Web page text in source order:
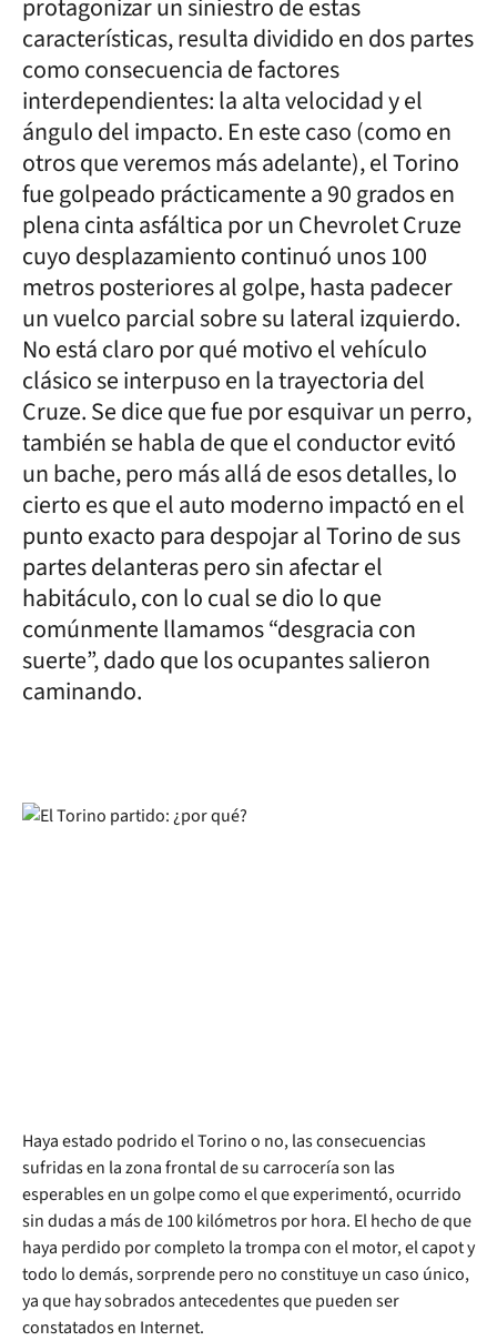
protagonizar un siniestro de estas
características, resulta dividido en dos partes
como consecuencia de factores
interdependientes: la alta velocidad y el
ángulo del impacto. En este caso (como en
otros que veremos más adelante), el Torino
fue golpeado prácticamente a 90 grados en
plena cinta asfáltica por un Chevrolet Cruze
cuyo desplazamiento continuó unos 100
metros posteriores al golpe, hasta padecer
un vuelco parcial sobre su lateral izquierdo.
No está claro por qué motivo el vehículo
clásico se interpuso en la trayectoria del
Cruze. Se dice que fue por esquivar un perro,
también se habla de que el conductor evitó
un bache, pero más allá de esos detalles, lo
cierto es que el auto moderno impactó en el
punto exacto para despojar al Torino de sus
partes delanteras pero sin afectar el
habitáculo, con lo cual se dio lo que
comúnmente llamamos “desgracia con
suerte”, dado que los ocupantes salieron
caminando.
Haya estado podrido el Torino o no, las consecuencias
sufridas en la zona frontal de su carrocería son las
esperables en un golpe como el que experimentó, ocurrido
sin dudas a más de 100 kilómetros por hora. El hecho de que
haya perdido por completo la trompa con el motor, el capot y
todo lo demás, sorprende pero no constituye un caso único,
ya que hay sobrados antecedentes que pueden ser
constatados en Internet.